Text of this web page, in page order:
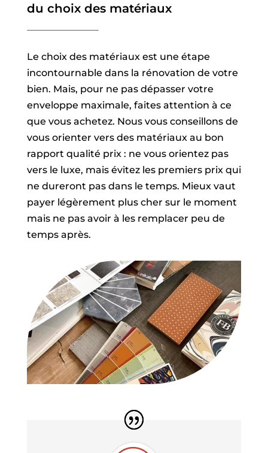
du choix des matériaux
Le choix des matériaux est une étape
incontournable dans la rénovation de votre
bien. Mais, pour ne pas dépasser votre
enveloppe maximale, faites attention à ce
que vous achetez. Nous vous conseillons de
vous orienter vers des matériaux au bon
rapport qualité prix : ne vous orientez pas
vers le luxe, mais évitez les premiers prix qui
ne dureront pas dans le temps. Mieux vaut
payer légèrement plus cher sur le moment
mais ne pas avoir à les remplacer peu de
temps après.